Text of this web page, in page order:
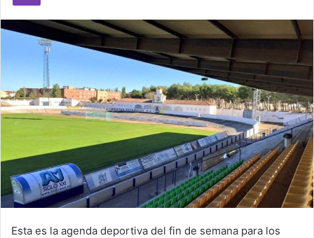
Esta es la agenda deportiva del fin de semana para los